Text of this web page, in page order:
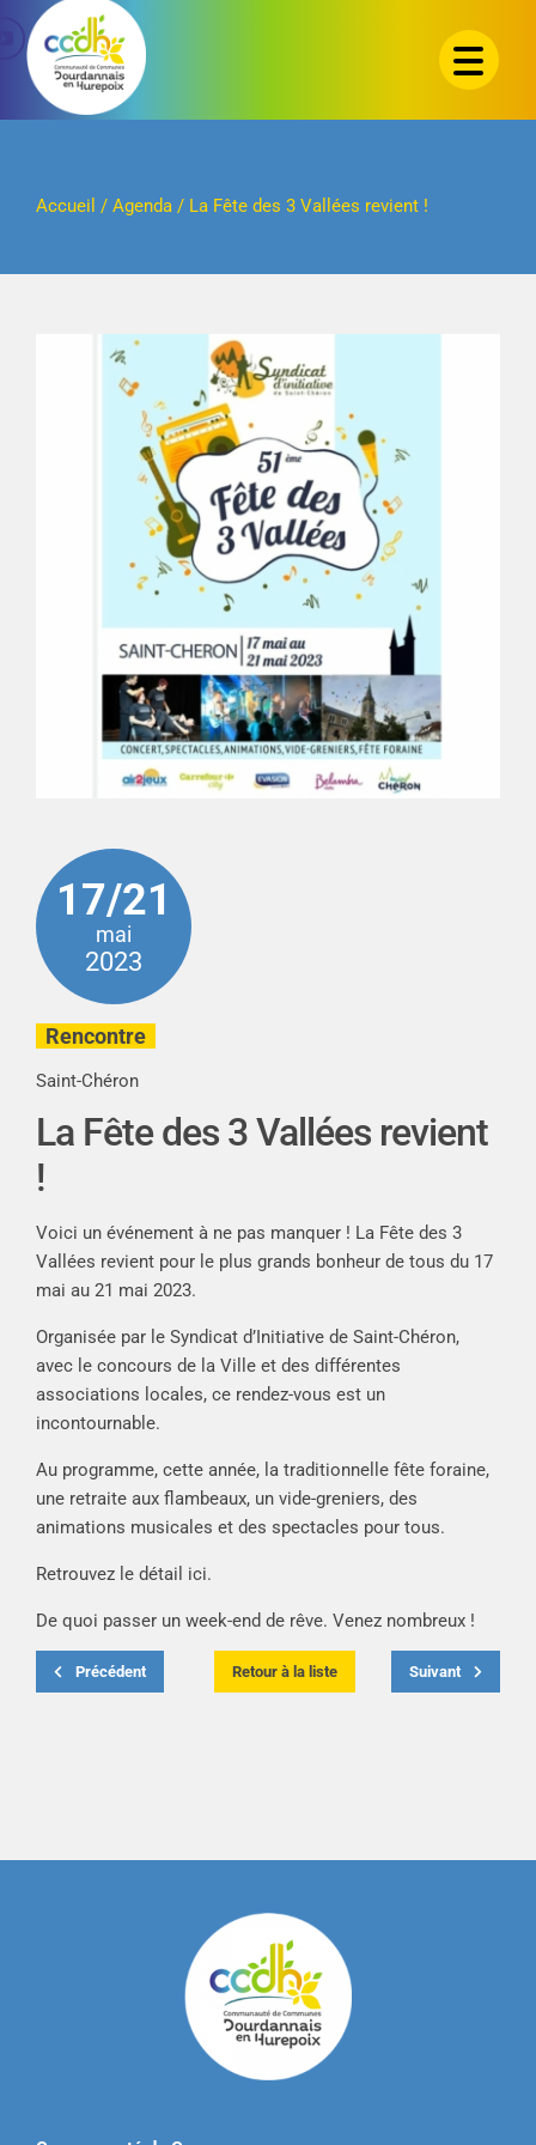
Passer
contenu
Accueil / Agenda/ La Fête des 3 Vallées revient !
17/21
mai
2023
Rencontre
Saint-Chéron
La Fête des 3 Vallées revient
!
Voici un événement à ne pas manquer ! La Fête des 3
Vallées revient pour le plus grands bonheur de tous du 17
mai au 21 mai 2023.
Organisée par le Syndicat d’Initiative de Saint-Chéron,
avec le concours de la Ville et des différentes
associations locales, ce rendez-vous est un
incontournable.
Au programme, cette année, la traditionnelle fête foraine,
une retraite aux flambeaux, un vide-greniers, des
animations musicales et des spectacles pour tous.
Retrouvez le détail ici.
De quoi passer un week-end de rêve. Venez nombreux !
Précédent Retour à la liste Suivant